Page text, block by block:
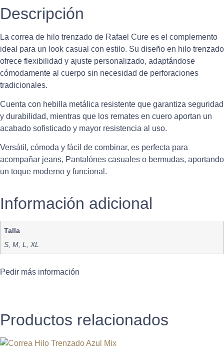
Descripción
La correa de hilo trenzado de Rafael Cure es el complemento
ideal para un look casual con estilo. Su diseño en hilo trenzado
ofrece flexibilidad y ajuste personalizado, adaptándose
cómodamente al cuerpo sin necesidad de perforaciones
tradicionales.
Cuenta con hebilla metálica resistente que garantiza seguridad
y durabilidad, mientras que los remates en cuero aportan un
acabado sofisticado y mayor resistencia al uso.
Versátil, cómoda y fácil de combinar, es perfecta para
acompañar jeans, Pantalónes casuales o bermudas, aportando
un toque moderno y funcional.
Información adicional
Talla
S, M, L, XL
Pedir más información
Productos relacionados